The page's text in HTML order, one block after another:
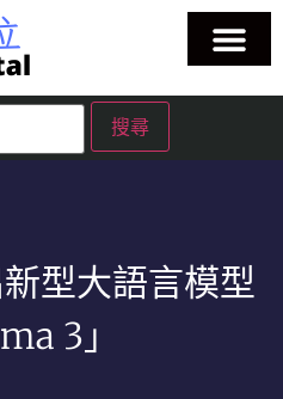
型大語言模型
3」